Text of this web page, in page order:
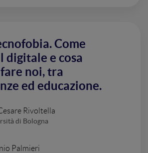
Come
digitale e cosa
noi, tra
ed educazione.
Rivoltella
di Bologna
Palmieri